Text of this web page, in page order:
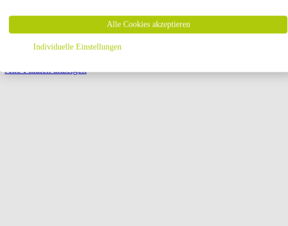
Seite {{ pagination.page }} von {{ pagination.pageCount }}
Alle Filialen anzeigen
Alle Cookies akzeptieren
Individuelle Einstellungen